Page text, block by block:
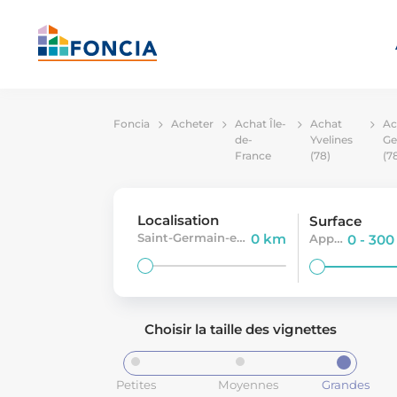
Foncia Acheter
Achat Île-
de-
France
Achat
Yvelines
(78)
Localisation
Saint-Germain-en-Laye 0 km
Surface
Appartement 0 -
Choisir la taille des vignettes
Petites Moyennes Grandes